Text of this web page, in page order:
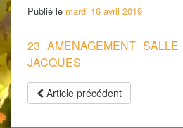
Publié le mardi 16 avril 2019
23 AMENAGEMENT
JACQUES
Article précédent